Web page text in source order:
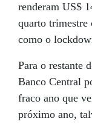
renderam US$
quarto trimestre
como o
Para o restante
Banco Central
fraco ano que
próximo ano,